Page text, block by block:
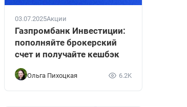
03.07.2025Акции
Газпромбанк Инвестиции:
пополняйте брокерский
счет и получайте кешбэк
Ольга Пихоцкая 6.2K